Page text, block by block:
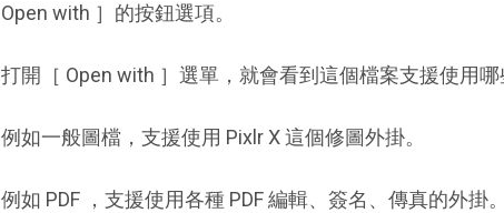
Open with ］的按鈕選項。
打開［ Open with ］選單，就會看到這個檔案支援使用哪
例如一般圖檔，支援使用 Pixlr X 這個修圖外掛。
例如 PDF ，支援使用各種 PDF 編輯、簽名、傳真的外掛。